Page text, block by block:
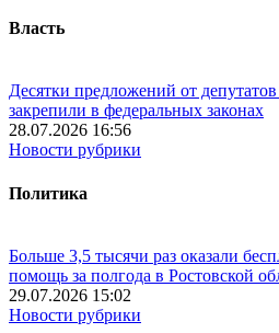
Власть
Десятки предложений от
закрепили в федеральных законах
28.07.2026 16:56
Новости рубрики
Политика
Больше 3,5 тысячи раз оказали
помощь за полгода в Ростовской
29.07.2026 15:02
Новости рубрики